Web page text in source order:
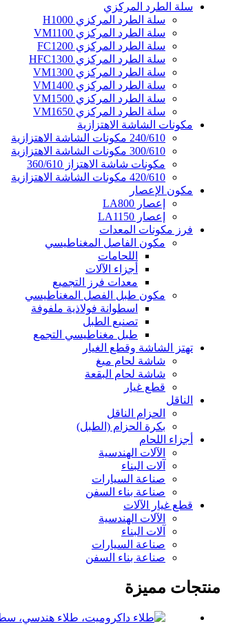
سلة الطرد المركزي
سلة الطرد المركزي H1000
سلة الطرد المركزي VM1100
سلة الطرد المركزي FC1200
سلة الطرد المركزي HFC1300
سلة الطرد المركزي VM1300
سلة الطرد المركزي VM1400
سلة الطرد المركزي VM1500
سلة الطرد المركزي VM1650
مكونات الشاشة الاهتزازية
240/610 مكونات الشاشة الاهتزازية
300/610 مكونات الشاشة الاهتزازية
مكونات شاشة الاهتزاز 360/610
420/610 مكونات الشاشة الاهتزازية
مكون الإعصار
إعصار LA800
إعصار LA1150
فرز مكونات المعدات
مكون الفاصل المغناطيسي
اللحامات
أجزاء الآلات
معدات فرز التجميع
مكون طبل الفصل المغناطيسي
اسطوانة فولاذية ملفوفة
تصنيع الطبل
طبل مغناطيسي التجمع
تهتز الشاشة وقطع الغيار
شاشة لحام ميغ
شاشة لحام البقعة
قطع غيار
الناقل
الحزام الناقل
بكرة الحزام (الطبل)
أجزاء اللحام
الآلات الهندسية
آلات البناء
صناعة السيارات
صناعة بناء السفن
قطع غيار الآلات
الآلات الهندسية
آلات البناء
صناعة السيارات
صناعة بناء السفن
منتجات مميزة